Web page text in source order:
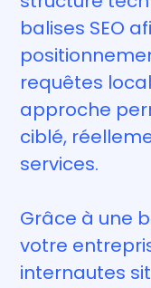
balises SEO
requêtes
approche
ciblé,
services.
Grâce à une
votre
internautes